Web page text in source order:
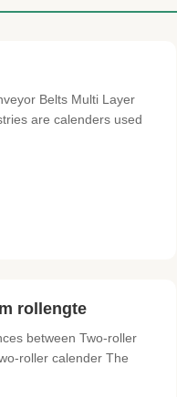
Belts Multi Layer
are calenders used
rollengte
between Two-roller
roller calender The